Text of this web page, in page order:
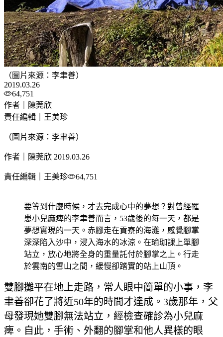
（圖片來源：李聿善）
2019.03.26
64,751
作者｜陳莞欣
責任編輯｜王美珍
（圖片來源：李聿善）
作者｜陳莞欣 2019.03.26
責任編輯｜王美珍 64,751
要等到什麼時候，才去完成心中的夢想？對曾經罹
患小兒麻痺的李聿善而言，53歲後的每一天，都是
夢想實現的一天。赤腳走在貢寮的海灘，感覺腳掌
深深陷入沙中，浸入海水的冰涼。在瑜珈課上單腳
站立，放心地將全身的重量託付於腳掌之上。行走
於雲南的雪山之間，緩慢卻踏實的站上山頂。
雙腳攤平在地上走路，常人眼中簡單的小事，李
聿善卻花了將近50年的時間才達成。3歲那年，父
母發現她雙腳無法站立，經檢查確診為小兒麻
痺。自此，手術、外翻的腳掌和他人異樣的眼